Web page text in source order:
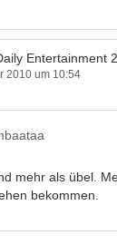
Entertainment
2010 um 10:54
mehr als übel.
bekommen.